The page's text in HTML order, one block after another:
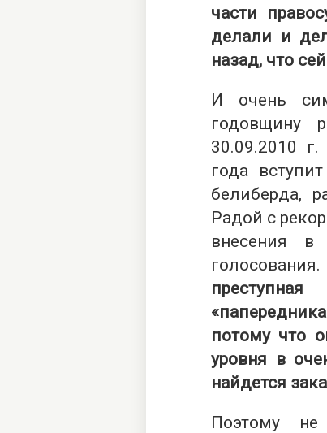
части
делали и
назад, что
И очень
30.09.2010
года
белиберда,
Радой с
внесения в
потому что
уровня в
найдется
Поэтому